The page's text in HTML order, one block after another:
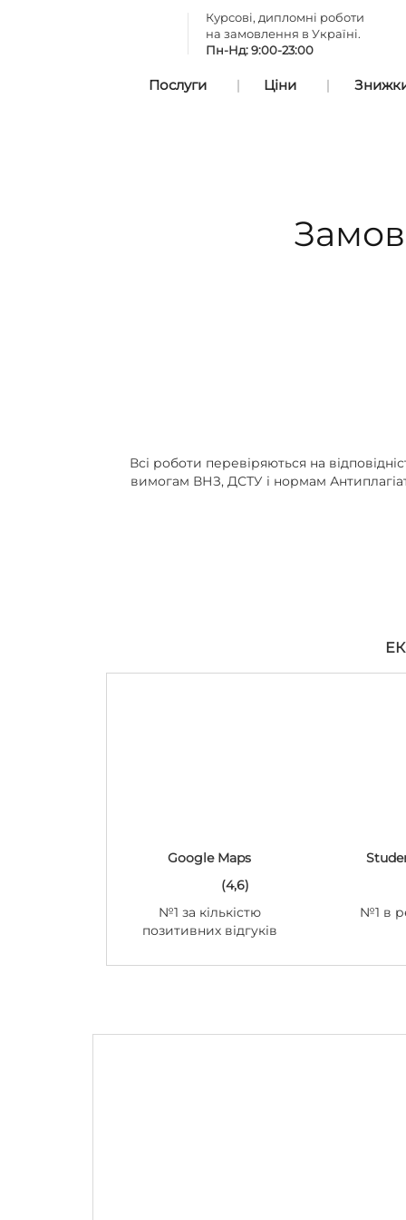
Курсові, дипломні роботи
на замовлення в Україні.
Пн-Нд: 9:00-23:00
Послуги Ціни Знижки
Всі роботи перевіряються на
вимогам ВНЗ, ДСТУ і нормам
Google Maps
(4,6)
№1 за кількістю
позитивних відгуків
№1 в